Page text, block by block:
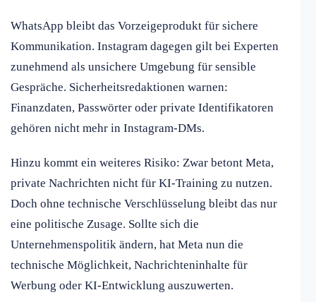
WhatsApp bleibt das Vorzeigeprodukt für sichere
Kommunikation. Instagram dagegen gilt bei Experten
zunehmend als unsichere Umgebung für sensible
Gespräche. Sicherheitsredaktionen warnen:
Finanzdaten, Passwörter oder private Identifikatoren
gehören nicht mehr in Instagram-DMs.
Hinzu kommt ein weiteres Risiko: Zwar betont Meta,
private Nachrichten nicht für KI-Training zu nutzen.
Doch ohne technische Verschlüsselung bleibt das nur
eine politische Zusage. Sollte sich die
Unternehmenspolitik ändern, hat Meta nun die
technische Möglichkeit, Nachrichteninhalte für
Werbung oder KI-Entwicklung auszuwerten.